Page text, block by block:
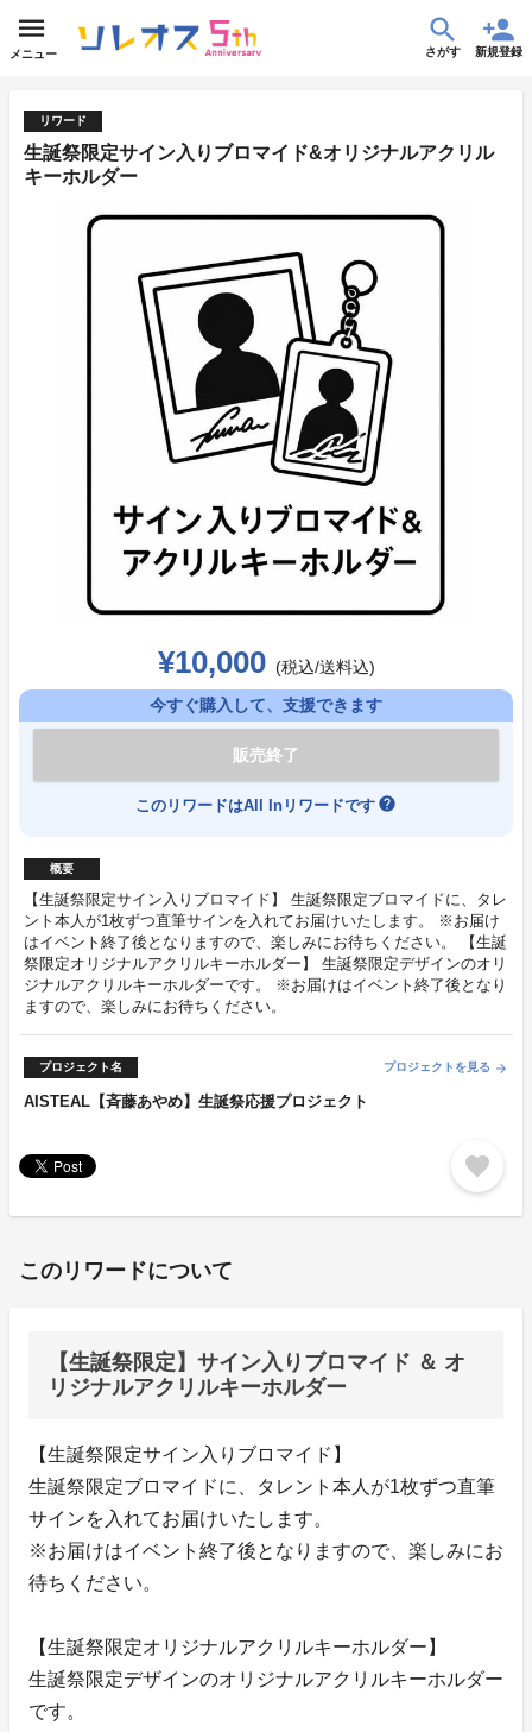
メニュー さがす 新規登録
リワード
生誕祭限定サイン入りブロマイド&オリジナルアクリル
キーホルダー
¥10,000 (税込/送料込)
今すぐ購入して、支援できます
販売終了
このリワードはAll Inリワードです help
概要
【生誕祭限定サイン入りブロマイド】 生誕祭限定ブロマイドに、タレ
ント本人が1枚ずつ直筆サインを入れてお届けいたします。 ※お届け
はイベント終了後となりますので、楽しみにお待ちください。 【生誕
祭限定オリジナルアクリルキーホルダー】 生誕祭限定デザインのオリ
ジナルアクリルキーホルダーです。 ※お届けはイベント終了後となり
ますので、楽しみにお待ちください。
プロジェクト名 プロジェクトを見る arrow_forward
AISTEAL【斉藤あやめ】生誕祭応援プロジェクト
favorite
このリワードについて
【生誕祭限定】サイン入りブロマイド ＆ オ
リジナルアクリルキーホルダー
【生誕祭限定サイン入りブロマイド】
生誕祭限定ブロマイドに、タレント本人が1枚ずつ直筆
サインを入れてお届けいたします。
※お届けはイベント終了後となりますので、楽しみにお
待ちください。
【生誕祭限定オリジナルアクリルキーホルダー】
生誕祭限定デザインのオリジナルアクリルキーホルダー
です。